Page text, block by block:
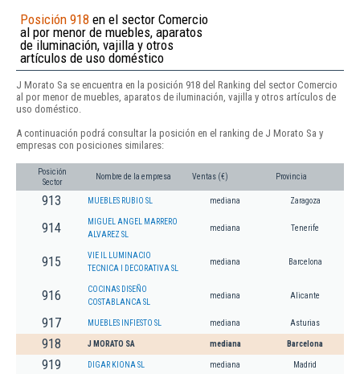
Posición 918 en el sector Comercio
al por menor de muebles, aparatos
de iluminación, vajilla y otros
artículos de uso doméstico
J Morato Sa se encuentra en la posición 918 del Ranking del sector Comercio
al por menor de muebles, aparatos de iluminación, vajilla y otros artículos de
uso doméstico.
A continuación podrá consultar la posición en el ranking de J Morato Sa y
empresas con posiciones similares:
Posición
Sector
Nombre de la empresa Ventas (€) Provincia
913 MUEBLES RUBIO SL mediana Zaragoza
914
MIGUEL ANGEL MARRERO
ALVAREZ SL
mediana Tenerife
915
VIE IL LUMINACIO
TECNICA I DECORATIVA SL
mediana Barcelona
916
COCINAS DISEÑO
COSTABLANCA SL
mediana Alicante
917 MUEBLES INFIESTO SL mediana Asturias
918 J MORATO SA mediana Barcelona
919 DIGAR KIONA SL mediana Madrid